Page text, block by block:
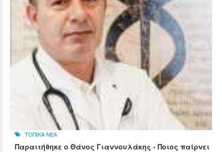
ΤΟΠΙΚΑ ΝΕΑ
Παραιτήθηκε ο Θάνος Γιαννουλάκης - Ποιος παίρνει